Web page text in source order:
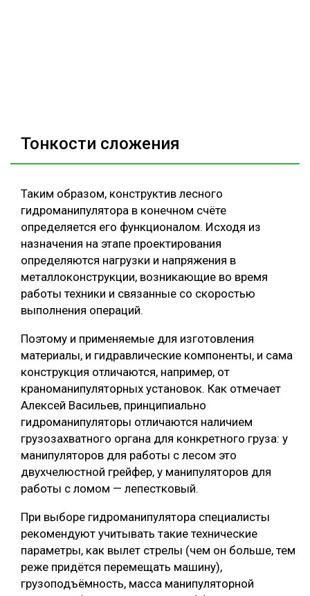
Тонкости сложения
Таким образом, конструктив лесного
гидроманипулятора в конечном счёте
определяется его функционалом. Исходя из
назначения на этапе проектирования
определяются нагрузки и напряжения в
металлоконструкции, возникающие во время
работы техники и связанные со скоростью
выполнения операций.
Поэтому и применяемые для изготовления
материалы, и гидравлические компоненты, и сама
конструкция отличаются, например, от
краноманипуляторных установок. Как отмечает
Алексей Васильев, принципиально
гидроманипуляторы отличаются наличием
грузозахватного органа для конкретного груза: у
манипуляторов для работы с лесом это
двухчелюстной грейфер, у манипуляторов для
работы с ломом — лепестковый.
При выборе гидроманипулятора специалисты
рекомендуют учитывать такие технические
параметры, как вылет стрелы (чем он больше, тем
реже придётся перемещать машину),
грузоподъёмность, масса манипуляторной